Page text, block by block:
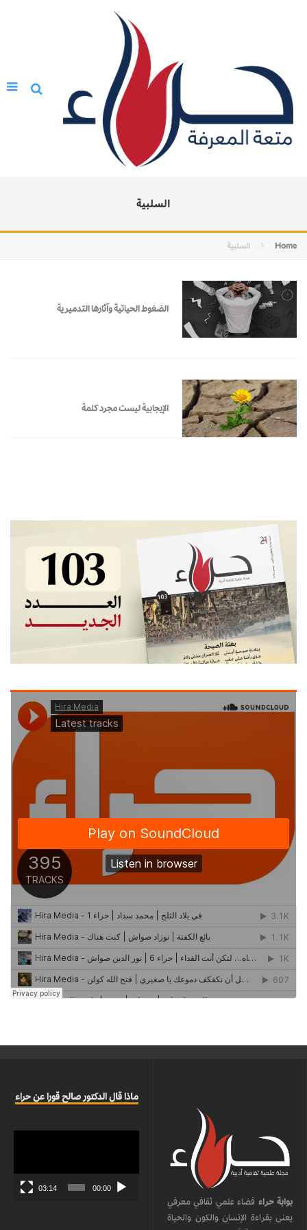
السلبية
Home السلبية
الضغوط الحياتية وآثارها التدميرية
الإيجابية ليست مجرد كلمة
بوابة حراء فضاء علمي ثقافي معرفي
يعنى بقراءة الإنسان والكون والحياة
ماذا قال الدكتور صالح قورا عن حراء
00:00
03:14